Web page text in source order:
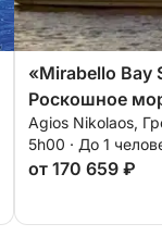
«Mirabello Bay
Роскошное
приключение»
Agios Nikolaos,
5h00 · До 1
от 170 659 ₽